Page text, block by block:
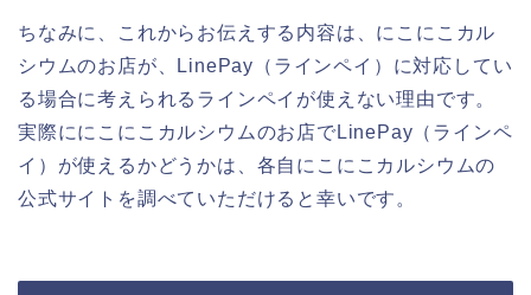
ちなみに、これからお伝えする内容は、にこにこカル
シウムのお店が、LinePay（ラインペイ）に対応してい
る場合に考えられるラインペイが使えない理由です。
実際ににこにこカルシウムのお店でLinePay（ラインペ
イ）が使えるかどうかは、各自にこにこカルシウムの
公式サイトを調べていただけると幸いです。